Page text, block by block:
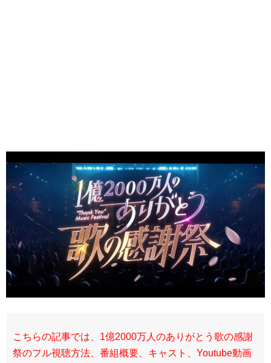
こちらの記事では、1億2000万人のありがとう歌の感謝
祭のフル視聴方法、番組概要、キャスト、Youtube動画